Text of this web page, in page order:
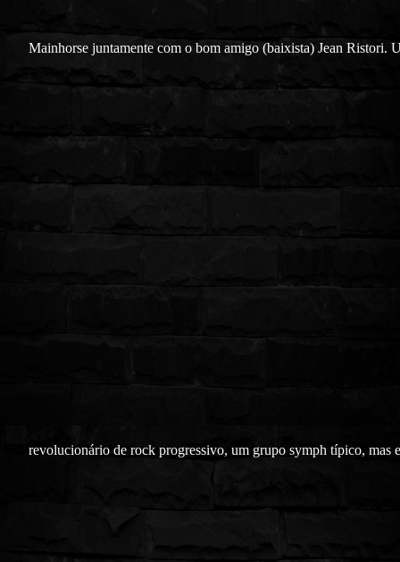
Mainhorse juntamente com o bom amigo (baixista) Jean Ristori.
revolucionário de rock progressivo, um grupo symph típico, mas